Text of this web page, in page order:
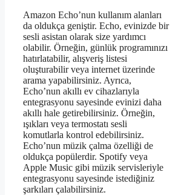
Amazon Echo’nun kullanım alanları
da oldukça geniştir. Echo, evinizde bir
sesli asistan olarak size yardımcı
olabilir. Örneğin, günlük programınızı
hatırlatabilir, alışveriş listesi
oluşturabilir veya internet üzerinde
arama yapabilirsiniz. Ayrıca,
Echo’nun akıllı ev cihazlarıyla
entegrasyonu sayesinde evinizi daha
akıllı hale getirebilirsiniz. Örneğin,
ışıkları veya termostatı sesli
komutlarla kontrol edebilirsiniz.
Echo’nun müzik çalma özelliği de
oldukça popülerdir. Spotify veya
Apple Music gibi müzik servisleriyle
entegrasyonu sayesinde istediğiniz
şarkıları çalabilirsiniz.